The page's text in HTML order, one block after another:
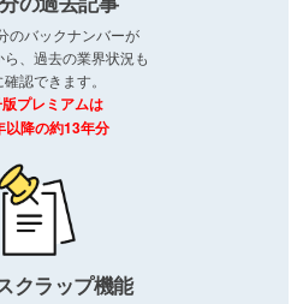
のバックナンバーが
、過去の業界状況も
認できます。
プレミアムは
以降の約13年分
クラップ機能